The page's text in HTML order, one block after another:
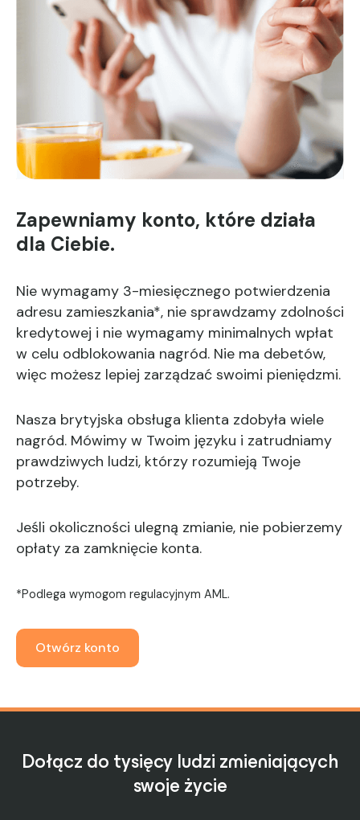
Zapewniamy konto, które działa
dla Ciebie.
Nie wymagamy 3-miesięcznego potwierdzenia
adresu zamieszkania*, nie sprawdzamy zdolności
kredytowej i nie wymagamy minimalnych wpłat
w celu odblokowania nagród. Nie ma debetów,
więc możesz lepiej zarządzać swoimi pieniędzmi.
Nasza brytyjska obsługa klienta zdobyła wiele
nagród. Mówimy w Twoim języku i zatrudniamy
prawdziwych ludzi, którzy rozumieją Twoje
potrzeby.
Jeśli okoliczności ulegną zmianie, nie pobierzemy
opłaty za zamknięcie konta.
*Podlega wymogom regulacyjnym AML.
Otwórz konto
Dołącz do tysięcy ludzi zmieniających
swoje życie